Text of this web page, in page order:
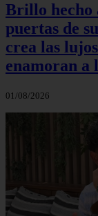
Brillo hecho
puertas de
crea las
enamoran a
01/08/2026